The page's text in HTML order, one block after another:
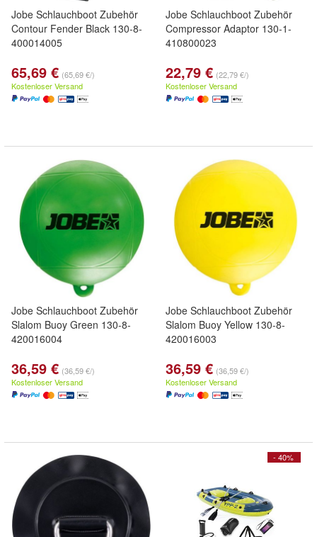
Jobe Schlauchboot Zubehör
Contour Fender Black 130-8-
400014005
65,69 € (65,69 €/)
Kostenloser Versand
Jobe Schlauchboot Zubehör
Compressor Adaptor 130-1-
410800023
22,79 € (22,79 €/)
Kostenloser Versand
Jobe Schlauchboot Zubehör
Slalom Buoy Green 130-8-
420016004
36,59 € (36,59 €/)
Kostenloser Versand
Jobe Schlauchboot Zubehör
Slalom Buoy Yellow 130-8-
420016003
36,59 € (36,59 €/)
Kostenloser Versand
- 40%